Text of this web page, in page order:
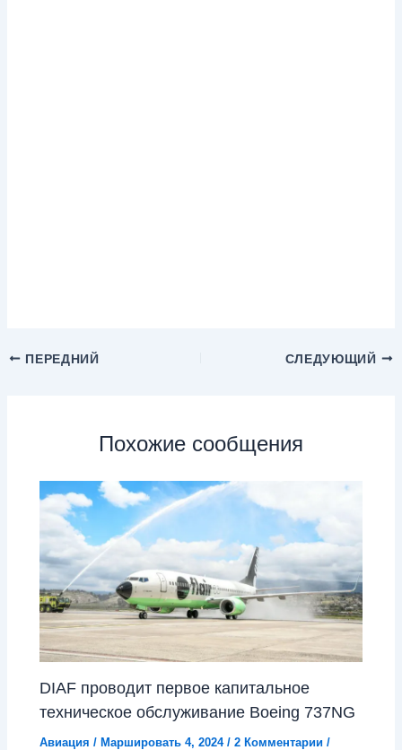
ПЕРЕДНИЙ СЛЕДУЮЩИЙ
Похожие сообщения
DIAF проводит первое капитальное
техническое обслуживание Boeing 737NG
Авиация /Маршировать 4, 2024/2 Комментарии /